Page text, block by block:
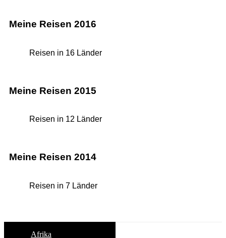
Meine Reisen 2016
Reisen in 16 Länder
Meine Reisen 2015
Reisen in 12 Länder
Meine Reisen 2014
Reisen in 7 Länder
Afrika